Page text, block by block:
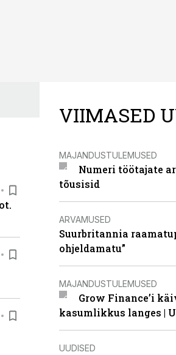
VIIMASED
MAJANDUSTULEMUSED
Numeri töötajate
tõusisid
ARVAMUSED
Suurbritannia
ohjeldamatu”
MAJANDUSTULEMUSED
Grow Finance’i
kasumlikkus langes |
UUDISED